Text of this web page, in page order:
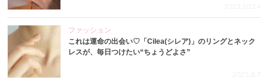
2025.10.14
ファッション
これは運命の出会い♡「Cilea(シレア)」のリングとネック
レスが、毎日つけたい“ちょうどよさ”
2025.8.7